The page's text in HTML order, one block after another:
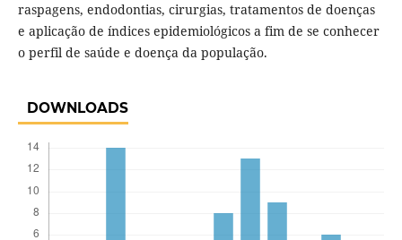
raspagens, endodontias, cirurgias, tratamentos de doenças
e aplicação de índices epidemiológicos a fim de se conhecer
o perfil de saúde e doença da população.
DOWNLOADS